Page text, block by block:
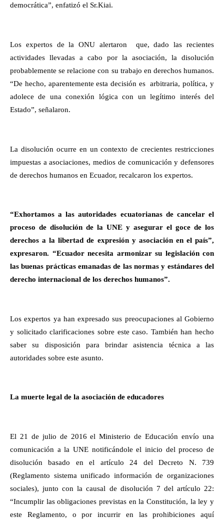
democrática”, enfatizó el Sr.Kiai.
Los expertos de la ONU alertaron que, dado las recientes
actividades llevadas a cabo por la asociación, la disolución
probablemente se relacione con su trabajo en derechos humanos.
“De hecho, aparentemente esta decisión es arbitraria, política, y
adolece de una conexión lógica con un legítimo interés del
Estado”, señalaron.
La disolución ocurre en un contexto de crecientes restricciones
impuestas a asociaciones, medios de comunicación y defensores
de derechos humanos en Ecuador, recalcaron los expertos.
“Exhortamos a las autoridades ecuatorianas de cancelar el
proceso de disolución de la UNE y asegurar el goce de los
derechos a la libertad de expresión y asociación en el país”,
expresaron. “Ecuador necesita armonizar su legislación con
las buenas prácticas emanadas de las normas y estándares del
derecho internacional de los derechos humanos”.
Los expertos ya han expresado sus preocupaciones al Gobierno
y solicitado clarificaciones sobre este caso. También han hecho
saber su disposición para brindar asistencia técnica a las
autoridades sobre este asunto.
La muerte legal de la asociación de educadores
El 21 de julio de 2016 el Ministerio de Educación envío una
comunicación a la UNE notificándole el inicio del proceso de
disolución basado en el artículo 24 del Decreto N. 739
(Reglamento sistema unificado información de organizaciones
sociales), junto con la causal de disolución 7 del artículo 22:
“Incumplir las obligaciones previstas en la Constitución, la ley y
este Reglamento, o por incurrir en las prohibiciones aquí